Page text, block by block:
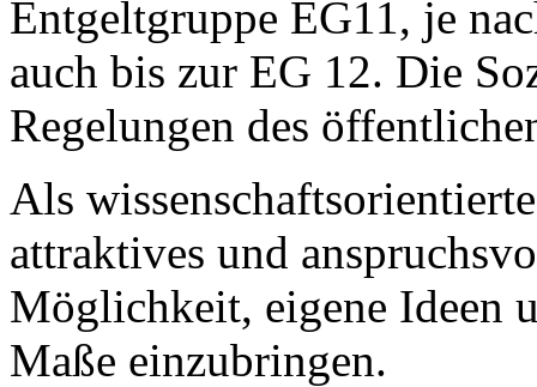
Entgeltgruppe EG11, je
auch bis zur EG 12. Die
Regelungen des
Als
attraktives und
Möglichkeit, eigene Ideen
Maße einzubringen.